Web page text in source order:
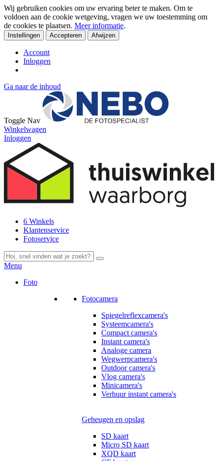
Wij gebruiken cookies om uw ervaring beter te maken. Om te
voldoen aan de cookie wetgeving, vragen we uw toestemming om
de cookies te plaatsen. Meer informatie.
Instellingen Accepteren Afwijzen
Account
Inloggen
Ga naar de inhoud
Toggle Nav
Winkelwagen
Inloggen
6 Winkels
Klantenservice
Fotoservice
Menu
Foto
Fotocamera
Spiegelreflexcamera's
Systeemcamera's
Compact camera's
Instant camera's
Analoge camera
Wegwerpcamera's
Outdoor camera's
Vlog camera's
Minicamera's
Verhuur instant camera's
Geheugen en opslag
SD kaart
Micro SD kaart
XQD kaart